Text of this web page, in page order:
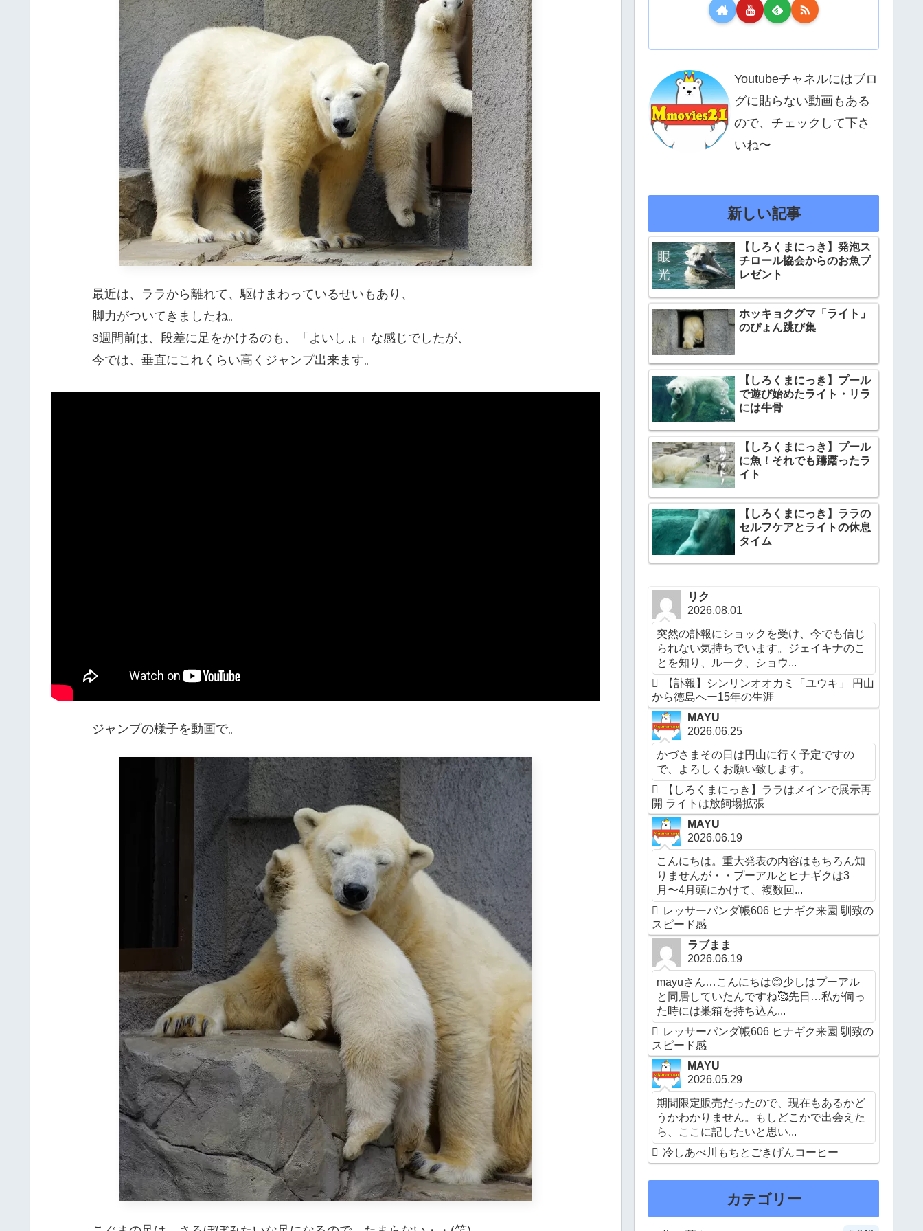
最近は、ララから離れて、駆けまわっているせいもあり、
脚力がついてきましたね。
3週間前は、段差に足をかけるのも、「よいしょ」な感じでしたが、
今では、垂直にこれくらい高くジャンプ出来ます。
ジャンプの様子を動画で。
Youtubeチャネルにはブロ
グに貼らない動画もある
ので、チェックして下さ
いね〜
新しい記事
【しろくまにっき】発泡ス
チロール協会からのお魚プ
レゼント
ホッキョクグマ「ライト」
のぴょん跳び集
【しろくまにっき】プール
で遊び始めたライト・リラ
には牛骨
【しろくまにっき】プール
に魚！それでも躊躇ったラ
イト
【しろくまにっき】ララの
セルフケアとライトの休息
タイム
リク
2026.08.01
突然の訃報にショックを受け、今でも信じ
られない気持ちでいます。ジェイキナのこ
とを知り、ルーク、ショウ...
【訃報】シンリンオオカミ「ユウキ」 円山
から徳島へー15年の生涯
MAYU
2026.06.25
かづさまその日は円山に行く予定ですの
で、よろしくお願い致します。
【しろくまにっき】ララはメインで展示再
開 ライトは放飼場拡張
MAYU
2026.06.19
こんにちは。重大発表の内容はもちろん知
りませんが・・プーアルとヒナギクは3
月〜4月頭にかけて、複数回...
レッサーパンダ帳606 ヒナギク来園 馴致の
スピード感
ラブまま
2026.06.19
mayuさん…こんにちは😊少しはプーアル
と同居していたんですね🥰先日…私が伺っ
た時には巣箱を持ち込ん...
レッサーパンダ帳606 ヒナギク来園 馴致の
スピード感
MAYU
2026.05.29
期間限定販売だったので、現在もあるかど
うかわかりません。もしどこかで出会えた
ら、ここに記したいと思い...
冷しあべ川もちとごきげんコーヒー
カテゴリー